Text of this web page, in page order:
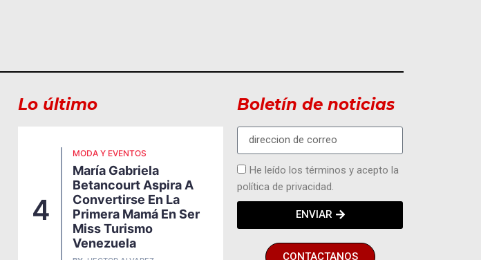
Lo último
4
MODA Y EVENTOS
María Gabriela
Betancourt Aspira A
Convertirse En La
Primera Mamá En Ser
Miss Turismo
Venezuela
5
Ecuador Abre Paso A
Una Nueva Generación
De Ajedrecistas Con
Future Grandmasters,
Karpowership
Boletín de noticias
He leído los términos y acepto la
política de privacidad.
ENVIAR
CONTACTANOS